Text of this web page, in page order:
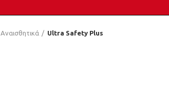
Αναισθητικά Ultra Safety Plus